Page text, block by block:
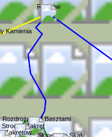
Radków
Kamienia
Rozdroże pod Basztami
Słoneczne Skały
Stroczy Zakręt
Zakrętów